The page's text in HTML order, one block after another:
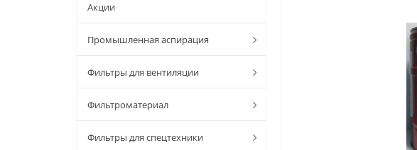
Акции
Промышленная аспирация
Фильтры для вентиляции
Фильтроматериал
Фильтры для спецтехники